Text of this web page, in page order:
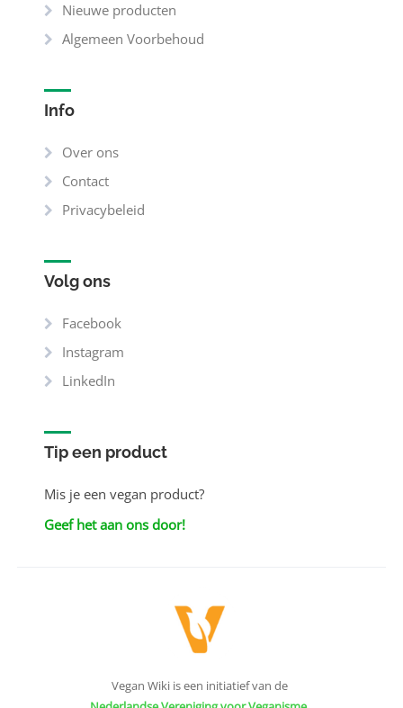
Nieuwe producten
Algemeen Voorbehoud
Info
Over ons
Contact
Privacybeleid
Volg ons
Facebook
Instagram
LinkedIn
Tip een product
Mis je een vegan product?
Geef het aan ons door!
Vegan Wiki is een initiatief van de